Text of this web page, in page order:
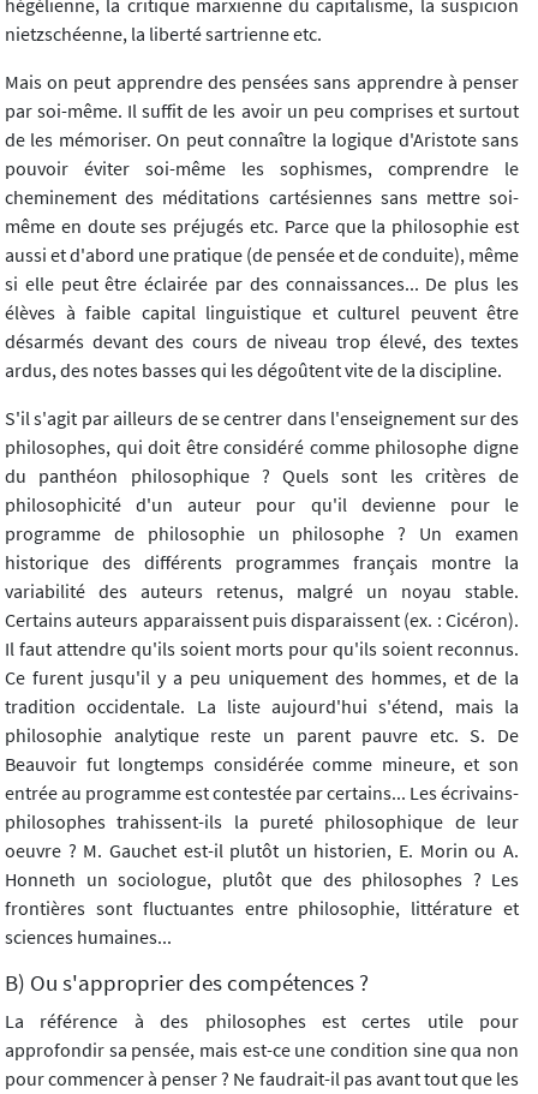
hégélienne, la critique marxienne du capitalisme, la suspicion
nietzschéenne, la liberté sartrienne etc.
Mais on peut apprendre des pensées sans apprendre à penser
par soi-même. Il suffit de les avoir un peu comprises et surtout
de les mémoriser. On peut connaître la logique d'Aristote sans
pouvoir éviter soi-même les sophismes, comprendre le
cheminement des méditations cartésiennes sans mettre soi-
même en doute ses préjugés etc. Parce que la philosophie est
aussi et d'abord une pratique (de pensée et de conduite), même
si elle peut être éclairée par des connaissances... De plus les
élèves à faible capital linguistique et culturel peuvent être
désarmés devant des cours de niveau trop élevé, des textes
ardus, des notes basses qui les dégoûtent vite de la discipline.
S'il s'agit par ailleurs de se centrer dans l'enseignement sur des
philosophes, qui doit être considéré comme philosophe digne
du panthéon philosophique ? Quels sont les critères de
philosophicité d'un auteur pour qu'il devienne pour le
programme de philosophie un philosophe ? Un examen
historique des différents programmes français montre la
variabilité des auteurs retenus, malgré un noyau stable.
Certains auteurs apparaissent puis disparaissent (ex. : Cicéron).
Il faut attendre qu'ils soient morts pour qu'ils soient reconnus.
Ce furent jusqu'il y a peu uniquement des hommes, et de la
tradition occidentale. La liste aujourd'hui s'étend, mais la
philosophie analytique reste un parent pauvre etc. S. De
Beauvoir fut longtemps considérée comme mineure, et son
entrée au programme est contestée par certains... Les écrivains-
philosophes trahissent-ils la pureté philosophique de leur
oeuvre ? M. Gauchet est-il plutôt un historien, E. Morin ou A.
Honneth un sociologue, plutôt que des philosophes ? Les
frontières sont fluctuantes entre philosophie, littérature et
sciences humaines...
B) Ou s'approprier des compétences ?
La référence à des philosophes est certes utile pour
approfondir sa pensée, mais est-ce une condition sine qua non
pour commencer à penser ? Ne faudrait-il pas avant tout que les